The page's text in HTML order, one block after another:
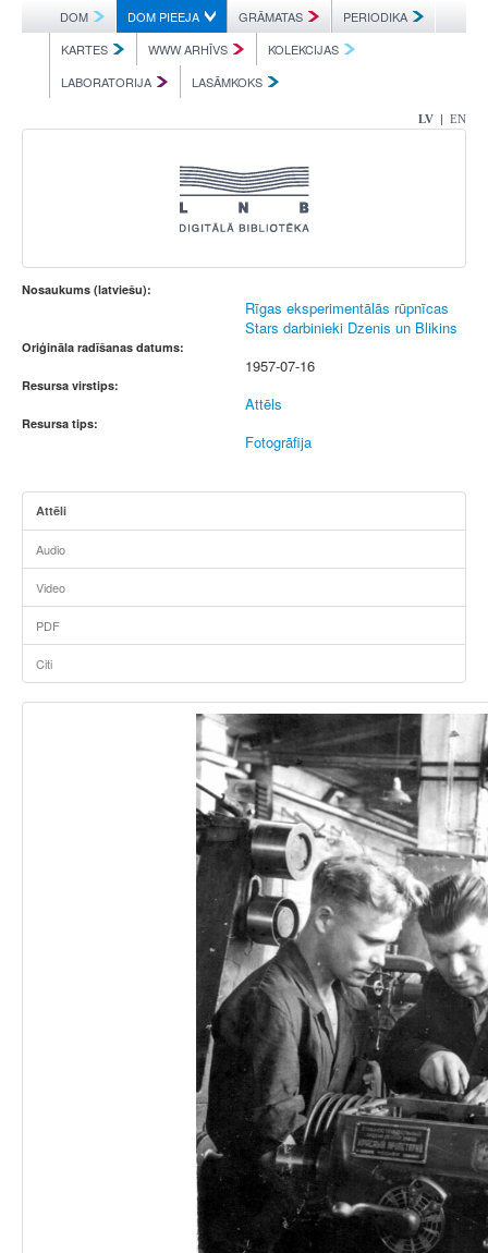
DOM DOM PIEEJA GRĀMATAS
PERIODIKA
KARTES
WWW ARHĪVS
KOLEKCIJAS
LABORATORIJA
LASĀMKOKS
LV | EN
Nosaukums (latviešu):
Rīgas eksperimentālās rūpnīcas
Stars darbinieki Dzenis un Blikins
Oriģināla radīšanas datums:
1957-07-16
Resursa virstips:
Attēls
Resursa tips:
Fotogrāfija
Attēli
Audio
Video
PDF
Citi